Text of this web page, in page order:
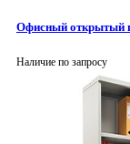
Офисный
Наличие по запросу